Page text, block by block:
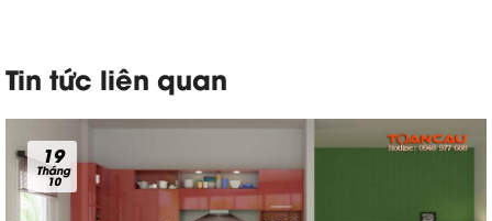
Tin tức liên quan
19
Tháng
10